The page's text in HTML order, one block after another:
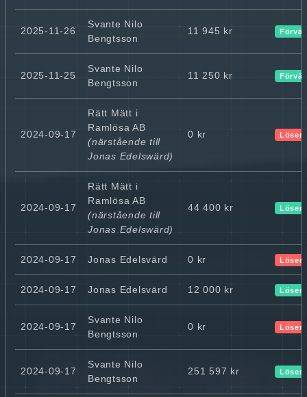
2025-11-26
Svante Nilo
Bengtsson
11 945 kr
2025-11-25
Svante Nilo
Bengtsson
11 250 kr
2024-09-17
Rätt Mätt i
Ramlösa AB
(närstående till
Jonas Edelswärd)
0 kr Lösen
2024-09-17
Rätt Mätt i
Ramlösa AB
(närstående till
Jonas Edelswärd)
44 400 kr Lösen
2024-09-17 Jonas Edelsvärd 0 kr Lösen
2024-09-17 Jonas Edelsvärd 12 000 kr Lösen
2024-09-17
Svante Nilo
Bengtsson
0 kr Lösen
2024-09-17
Svante Nilo
Bengtsson
251 597 kr Lösen